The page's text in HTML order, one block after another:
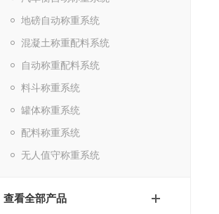
地磅自动称重系统
混凝土称重配料系统
自动称重配料系统
料斗称重系统
罐体称重系统
配料称重系统
无人值守称重系统
查看全部产品